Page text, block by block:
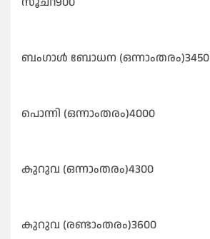
ബംഗാൾ ബോധന (ഒന്നാംതരം)3450
പൊന്നി (ഒന്നാംതരം)4000
കുറുവ (ഒന്നാംതരം)4300
കുറുവ (രണ്ടാംതരം)3600